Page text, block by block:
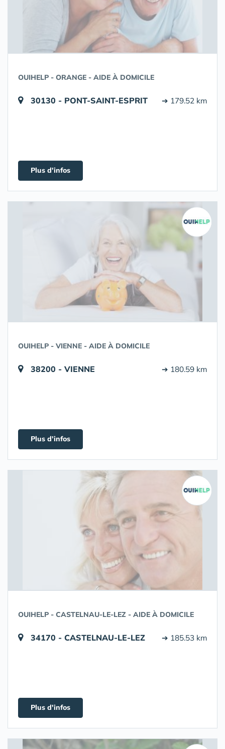
OUIHELP - ORANGE - AIDE À DOMICILE
30130 - PONT-SAINT-ESPRIT ➔ 179.52 km
Plus d'infos
OUIHELP - VIENNE - AIDE À DOMICILE
38200 - VIENNE ➔ 180.59 km
Plus d'infos
OUIHELP - CASTELNAU-LE-LEZ - AIDE À DOMICILE
34170 - CASTELNAU-LE-LEZ ➔ 185.53 km
Plus d'infos